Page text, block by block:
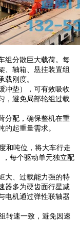
组分散巨大载荷。每
、轴箱、悬挂装置组
载刚度。
冲垫），可有效吸收
，避免局部轮组过载
分配，确保整机在重
起重量需求。
和吨位，将大车行走
，每个驱动单元独立配
大、过载能力强的特
器多为硬齿面行星减
电机通过弹性联轴器
转速一致，避免因速